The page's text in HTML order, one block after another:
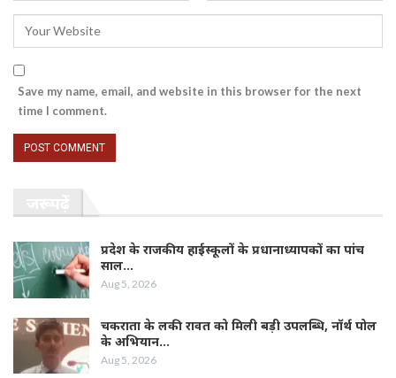
Save my name, email, and website in this browser for the next
time I comment.
प्रदेश के राजकीय हाईस्कूलों के प्रधानाध्यापकों का पांच
साल…
Aug 5, 2026
चकराता के लकी रावत को मिली बड़ी उपलब्धि, नॉर्थ पोल
के अभियान…
Aug 5, 2026